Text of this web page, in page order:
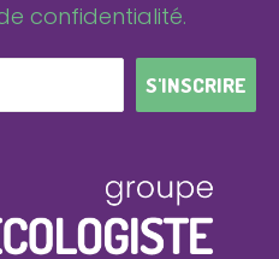
confidentialité.
S'INSCRIRE